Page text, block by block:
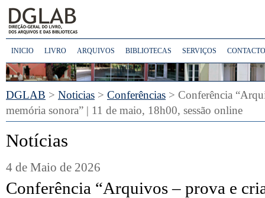
INICIO LIVRO ARQUIVOS BIBLIOTECAS SERVIÇOS
DGLAB > Noticias > Conferências > Conferência
memória sonora” | 11 de maio, 18h00, sessão online
Notícias
4 de Maio de 2026
Conferência “Arquivos – prova e